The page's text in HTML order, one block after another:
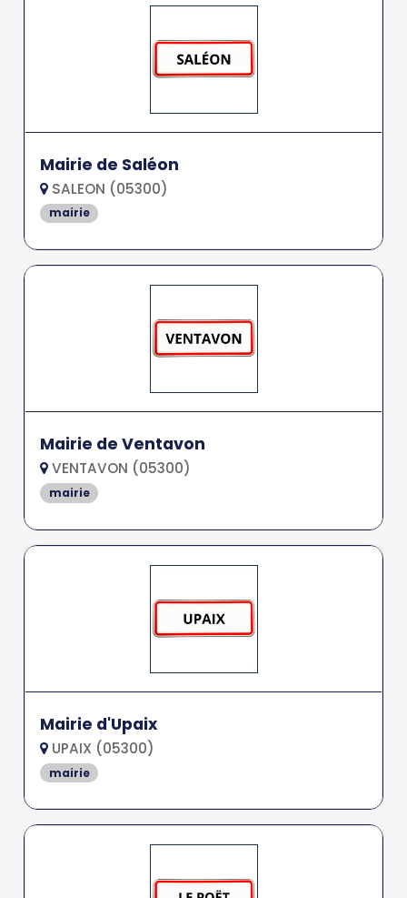
Mairie de Saléon
SALEON (05300)
mairie
Mairie de Ventavon
VENTAVON (05300)
mairie
Mairie d'Upaix
UPAIX (05300)
mairie